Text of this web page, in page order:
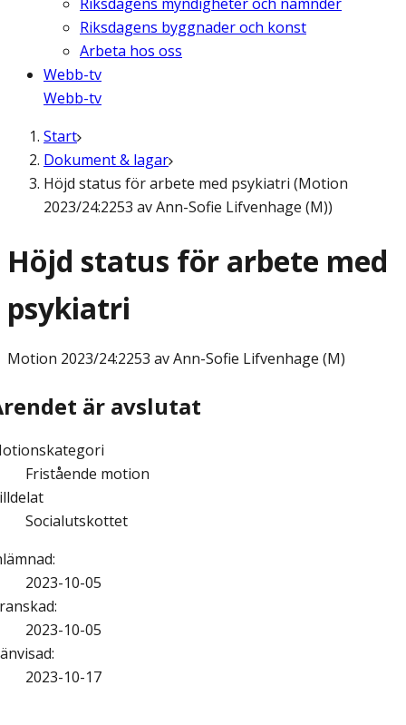
Riksdagens byggnader och konst
Arbeta hos oss
Webb-tv
Webb-tv
Start
Dokument & lagar
Höjd status för arbete med psykiatri (Motion
2023/24:2253 av Ann-Sofie Lifvenhage (M))
Höjd status för arbete med
psykiatri
Motion 2023/24:2253 av Ann-Sofie Lifvenhage (M)
är avslutat
Fristående motion
Socialutskottet
:
2023-10-05
:
2023-10-05
:
2023-10-17